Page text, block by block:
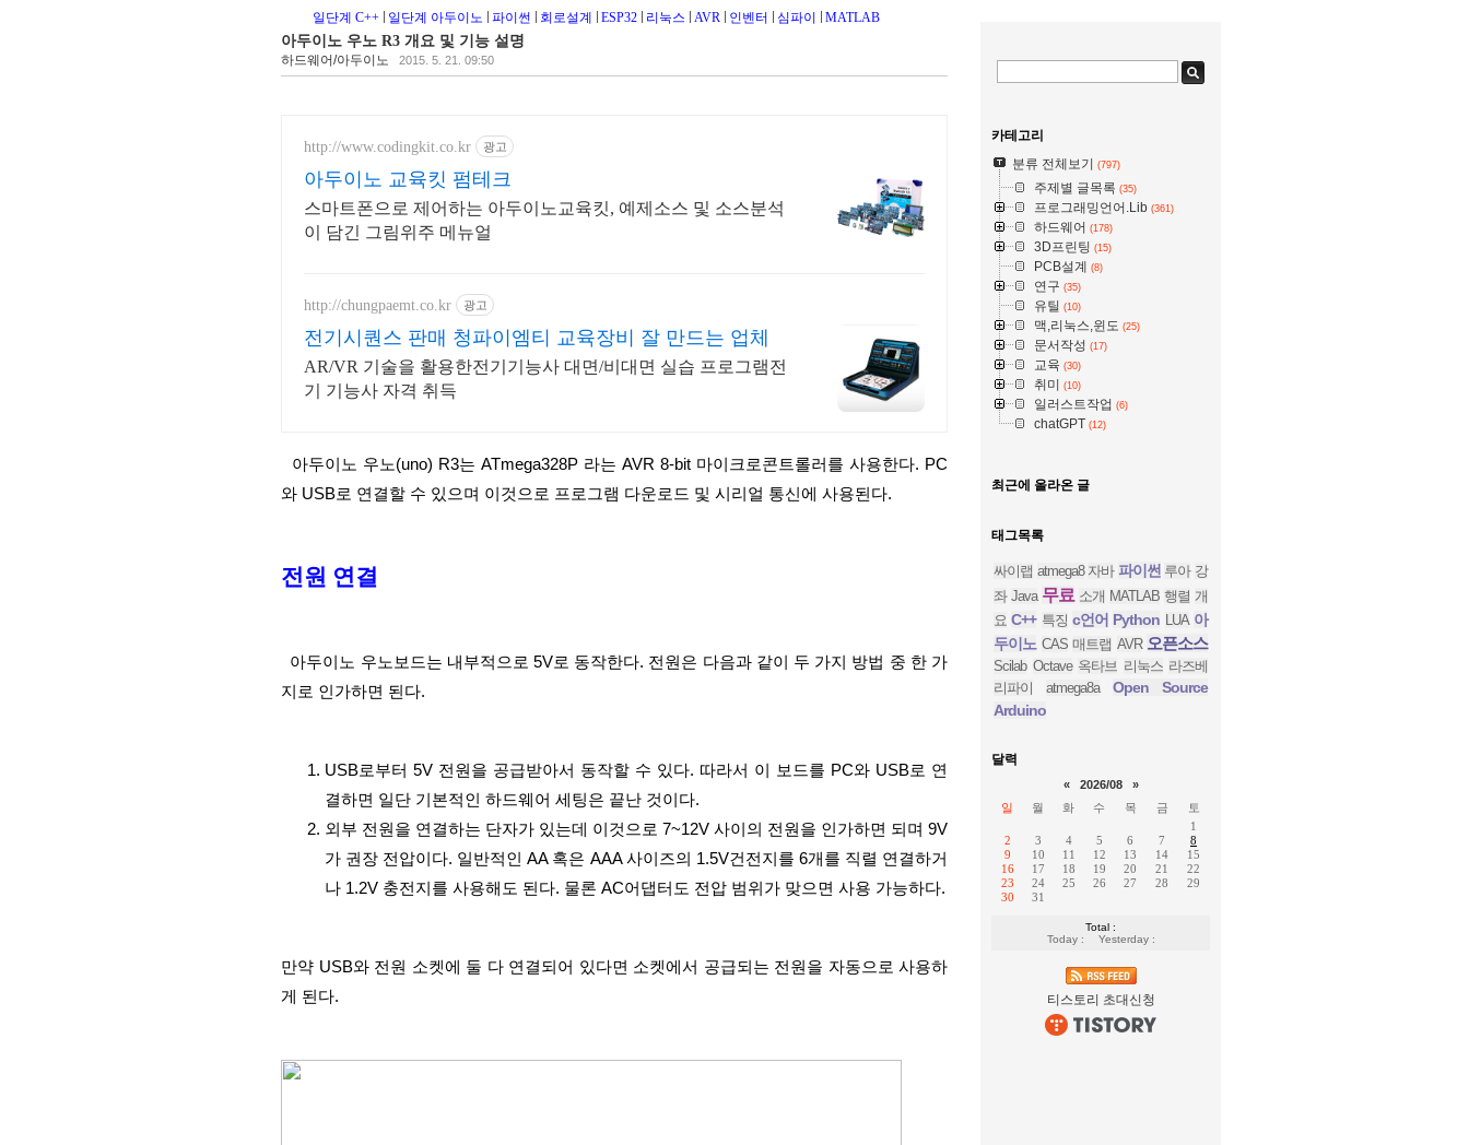
일단계 C++ 일단계 아두이노 파이썬 회로설계 ESP32 리눅스 AVR 인벤터 심파이 MATLAB
아두이노 우노 R3 개요 및 기능 설명
하드웨어/아두이노 2015. 5. 21. 09:50
http://www.codingkit.co.kr 광고
아두이노 교육킷 펌테크
스마트폰으로 제어하는 아두이노교육킷, 예제소스 및 소스분석
이 담긴 그림위주 메뉴얼
http://chungpaemt.co.kr 광고
전기시퀀스 판매 청파이엠티 교육장비 잘 만드는 업체
AR/VR 기술을 활용한전기기능사 대면/비대면 실습 프로그램전
기 기능사 자격 취득
와 USB로 연결할 수 있으며 이것으로 프로그램 다운로드 및 시리얼 통신에 사용된다.
전원 연결
지로 인가하면 된다.
USB로부터 5V 전원을 공급받아서 동작할 수 있다. 따라서 이 보드를 PC와 USB로 연
결하면 일단 기본적인 하드웨어 세팅은 끝난 것이다.
외부 전원을 연결하는 단자가 있는데 이것으로 7~12V 사이의 전원을 인가하면 되며 9V
가 권장 전압이다. 일반적인 AA 혹은 AAA 사이즈의 1.5V건전지를 6개를 직렬 연결하거
나 1.2V 충전지를 사용해도 된다. 물론 AC어댑터도 전압 범위가 맞으면 사용 가능하다.
만약 USB와 전원 소켓에 둘 다 연결되어 있다면 소켓에서 공급되는 전원을 자동으로 사용하
게 된다.
카테고리
분류 전체보기 (797)
주제별 글목록 (35)
프로그래밍언어.Lib (361)
하드웨어 (178)
3D프린팅 (15)
PCB설계 (8)
연구 (35)
유틸 (10)
맥,리눅스,윈도 (25)
문서작성 (17)
교육 (30)
취미 (10)
일러스트작업 (6)
chatGPT (12)
최근에 올라온 글
태그목록
싸이랩 atmega8 자바 파이썬 루아 강
좌 Java 무료 소개 MATLAB 행렬 개
요 C++ 특징 c언어 Python LUA 아
두이노 CAS 매트랩 AVR 오픈소스
Scilab Octave 옥타브 리눅스 라즈베
리파이
atmega8a
Open Source
Arduino
달력
« 2026/08
»
일
월 화 수 목 금
토
1
2
3 4 5 6 7
8
9
10 11 12 13 14
15
16
17 18 19 20 21
22
23
24 25 26 27 28
29
30
31
Total :
Today :
Yesterday :
티스토리 초대신청